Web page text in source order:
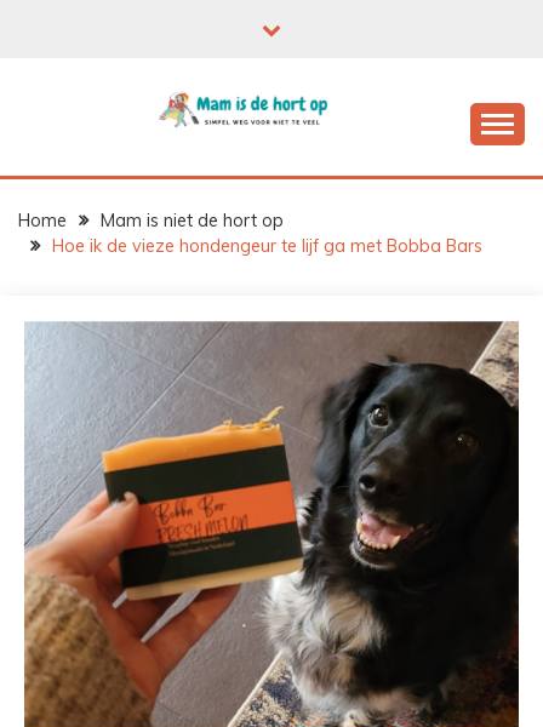
Home
Mam is niet de hort op
Hoe ik de vieze hondengeur te lijf ga met Bobba Bars